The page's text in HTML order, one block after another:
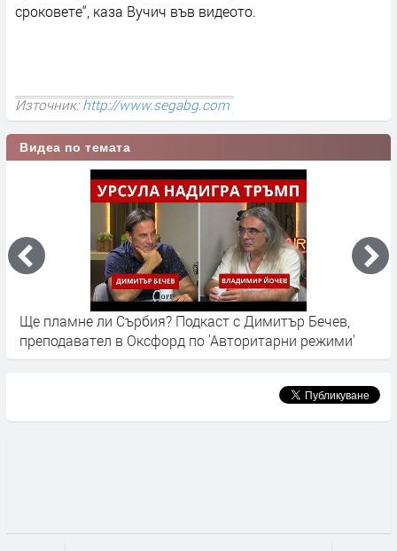
сроковете“, каза Вучич във видеото.
Източник:http://www.segabg.com
Видеа по темата
Ще пламне ли Сърбия? Подкаст с Димитър Бечев,
преподавател в Оксфорд по 'Авторитарни режими'